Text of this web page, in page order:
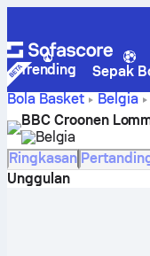
Trending Sepak
Bola Basket
Belgia
Skor, klasemen,
BBC Croonen
Belgia
Ringkasan
Unggulan